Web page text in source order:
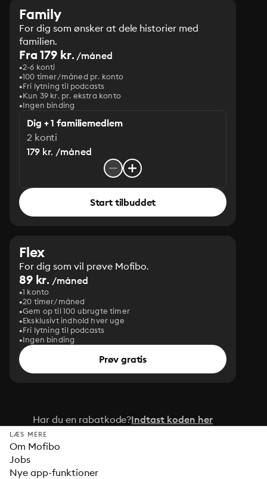
Family
For dig som ønsker at dele historier med
familien.
Fra 179 kr./måned
2-6 konti
100 timer/måned pr. konto
Fri lytning til podcasts
Kun 39 kr. pr. ekstra konto
Ingen binding
Dig + 1 familiemedlem
2 konti
179 kr. /måned
Start tilbuddet
Flex
For dig som vil prøve Mofibo.
89 kr. /måned
1 konto
20 timer/måned
Gem op til 100 ubrugte timer
Eksklusivt indhold hver uge
Fri lytning til podcasts
Ingen binding
Prøv gratis
Har du en rabatkode?Indtast koden her
LÆS MERE
Om Mofibo
Jobs
Nye app-funktioner